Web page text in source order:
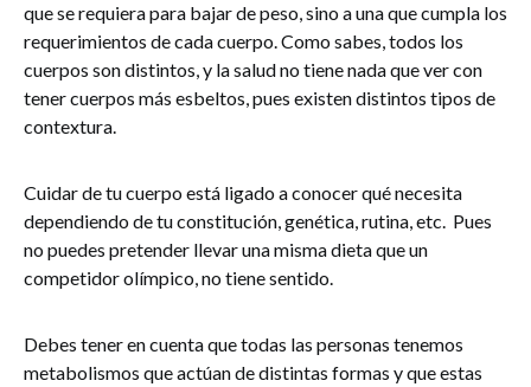
que se requiera para bajar de peso, sino a una que cumpla los
requerimientos de cada cuerpo. Como sabes, todos los
cuerpos son distintos, y la salud no tiene nada que ver con
tener cuerpos más esbeltos, pues existen distintos tipos de
contextura.
Cuidar de tu cuerpo está ligado a conocer qué necesita
dependiendo de tu constitución, genética, rutina, etc. Pues
no puedes pretender llevar una misma dieta que un
competidor olímpico, no tiene sentido.
Debes tener en cuenta que todas las personas tenemos
metabolismos que actúan de distintas formas y que estas